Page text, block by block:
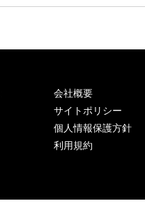
会社概要
サイトポリシー
個人情報保護方針
利用規約